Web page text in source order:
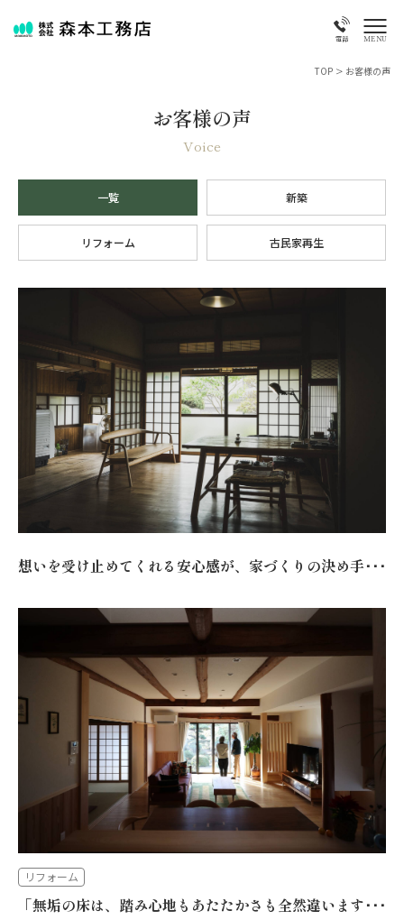
電話 MENU
TOP > お客様の声
お客様の声
Voice
一覧 新築
リフォーム 古民家再生
想いを受け止めてくれる安心感が、家づくりの決め手･･･
リフォーム
「無垢の床は、踏み心地もあたたかさも全然違います･･･